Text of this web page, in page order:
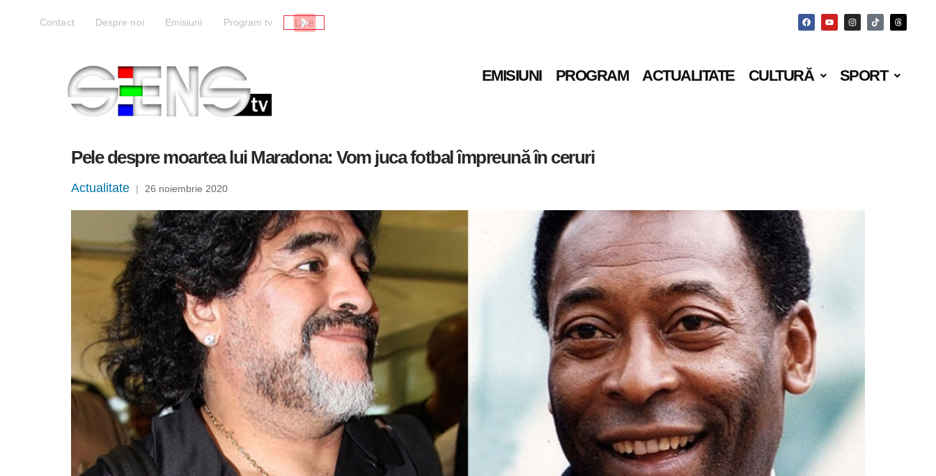
Contact Despre noi Emisiuni Program tv Live
EMISIUNI PROGRAM ACTUALITATE CULTURĂ SPORT
Pele despre moartea lui Maradona: Vom juca fotbal împreună în ceruri
Actualitate | 26 noiembrie 2020